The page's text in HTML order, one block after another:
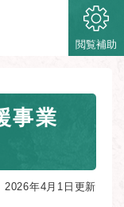
閲覧補助
事業
2026年4月1日更新